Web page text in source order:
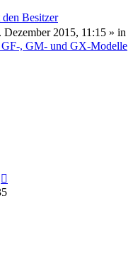
Besitzer
Dezember 2015, 11:15 » in
, GM- und GX-Modelle